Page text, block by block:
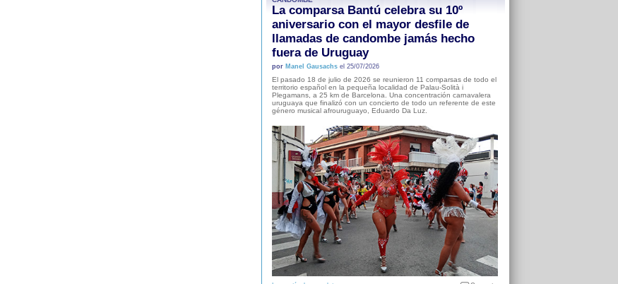
La comparsa Bantú celebra su 10º
aniversario con el mayor desfile de
llamadas de candombe jamás hecho
fuera de Uruguay
por Manel Gausachsel 25/07/2026
El pasado 18 de julio de 2026 se reunieron 11 comparsas de todo el
territorio español en la pequeña localidad de Palau-Solità i
Plegamans, a 25 km de Barcelona. Una concentración carnavalera
uruguaya que finalizó con un concierto de todo un referente de este
género musical afrouruguayo, Eduardo Da Luz.